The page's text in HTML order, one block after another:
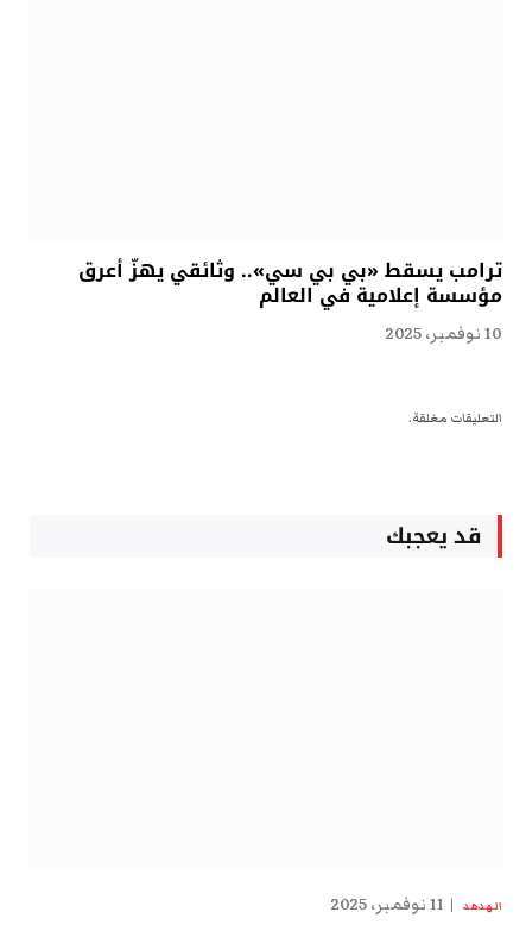
ترامب يسقط «بي بي سي».. وثائقي يهزّ أعرق
مؤسسة إعلامية في العالم
10 نوفمبر، 2025
التعليقات مغلقة.
قد يعجبك
الهدهد 11 نوفمبر، 2025